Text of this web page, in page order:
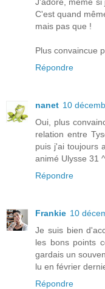
C'est quand
mais pas que !
Plus convaincue
Répondre
nanet 10
Oui, plus
relation entre
puis j'ai toujours
animé Ulysse 31
Répondre
Frankie 10
Je suis bien
les bons points
gardais un
lu en février
Répondre